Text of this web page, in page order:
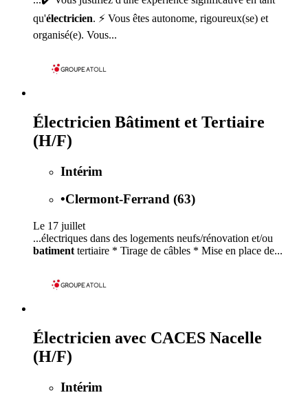
qu'électricien. ⚡ Vous êtes autonome, rigoureux(se) et
organisé(e). Vous...
Électricien Bâtiment et Tertiaire
(H/F)
Intérim
•Clermont-Ferrand (63)
Le 17 juillet
...électriques dans des logements neufs/rénovation et/ou
batiment tertiaire * Tirage de câbles * Mise en place de...
Électricien avec CACES Nacelle
(H/F)
Intérim